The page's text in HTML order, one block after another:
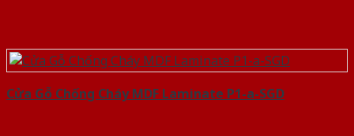
Cửa Gỗ Chống Cháy MDF Laminate P1-a-SGD